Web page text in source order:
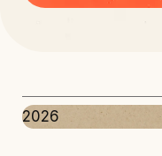
2026